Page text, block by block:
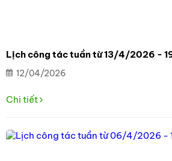
Lịch công tác tuần từ 13/4/2026 -
12/04/2026
Chi tiết